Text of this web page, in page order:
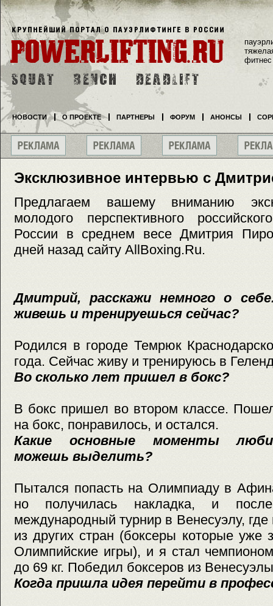
Эксклюзивное интервью с
Предлагаем вашему вниманию
молодого перспективного
России в среднем весе Дмитрия
дней назад сайту AllBoxing.Ru.
Дмитрий, расскажи немного о
живешь и тренируешься сейчас?
Родился в городе Темрюк
года. Сейчас живу и тренируюсь в
Во сколько лет пришел в бокс?
В бокс пришел во втором классе.
на бокс, понравилось, и остался.
Какие основные моменты
можешь выделить?
Пытался попасть на Олимпиаду в
но получилась накладка, и
международный турнир в Венесуэлу,
из других стран (боксеры которые уже
Олимпийские игры), и я стал
до 69 кг. Победил боксеров из
Когда пришла идея перейти в
фитнес
НОВОСТИ О ПРОЕКТЕ ПАРТНЕРЫ ФОРУМ АНОНСЫ